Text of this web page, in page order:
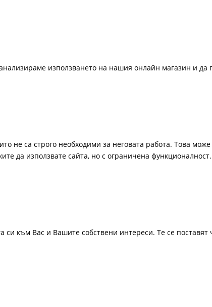
използването на нашия онлайн магазин и
не са строго необходими за неговата работа. Това
да използвате сайта, но с ограничена функционалност.
към Вас и Вашите собствени интереси. Те се